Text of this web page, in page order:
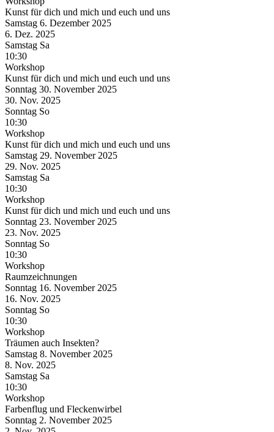
Kunst für dich und mich und euch und uns
Samstag 6. Dezember 2025
6. Dez. 2025
Samstag Sa
10:30
Workshop
Kunst für dich und mich und euch und uns
Sonntag 30. November 2025
30. Nov. 2025
Sonntag So
10:30
Workshop
Kunst für dich und mich und euch und uns
Samstag 29. November 2025
29. Nov. 2025
Samstag Sa
10:30
Workshop
Kunst für dich und mich und euch und uns
Sonntag 23. November 2025
23. Nov. 2025
Sonntag So
10:30
Workshop
Raumzeichnungen
Sonntag 16. November 2025
16. Nov. 2025
Sonntag So
10:30
Workshop
Träumen auch Insekten?
Samstag 8. November 2025
8. Nov. 2025
Samstag Sa
10:30
Workshop
Farbenflug und Fleckenwirbel
Sonntag 2. November 2025